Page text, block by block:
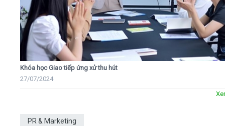
Khóa học Giao tiếp ứng xử thu hút
27/07/2024
PR & Marketing